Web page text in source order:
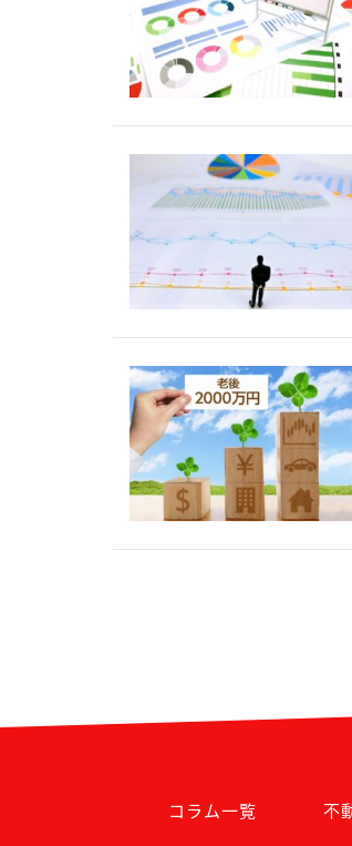
コラム一覧 不